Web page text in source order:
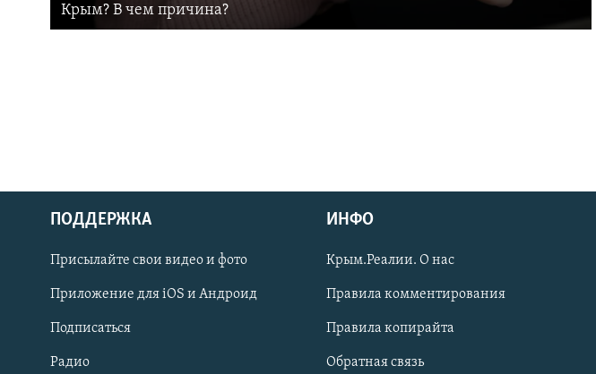
Українською
Qırımtatar
ПРИСОЕДИНЯЙТЕСЬ!
Крым? В чем причина?
ПОДДЕРЖКА
Присылайте свои видео и фото
Приложение для iOS и Андроид
Подписаться
Радио
ИНФО
Крым.Реалии. О нас
Правила комментирования
Правила копирайта
Обратная связь